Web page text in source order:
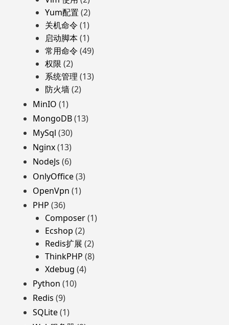
Yum配置(2)
关机命令 (1)
启动脚本(1)
常用命令 (49)
权限(2)
系统管理(13)
防火墙(2)
MinIO (1)
MongoDB(13)
MySql (30)
Nginx(13)
NodeJs (6)
OnlyOffice(3)
OpenVpn (1)
PHP (36)
Composer(1)
Ecshop (2)
Redis扩展 (2)
ThinkPHP (8)
Xdebug (4)
Python (10)
Redis (9)
SQLite(1)